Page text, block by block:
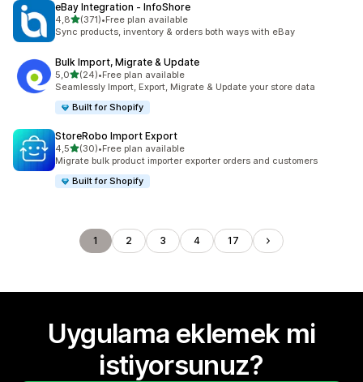
eBay Integration ‑ InfoShore
4,85 yıldız üzerinden
(371)
toplam 371 değerlendirme
•Free plan available
Sync products, inventory & orders both ways with eBay
Bulk Import, Migrate & Update
5,05 yıldız üzerinden
(24)
toplam 24 değerlendirme
•Free plan available
Seamlessly Import, Export, Migrate & Update your store data
Built for Shopify
StoreRobo Import Export
4,55 yıldız üzerinden
(30)
toplam 30 değerlendirme
•Free plan available
Migrate bulk product importer exporter orders and customers
Built for Shopify
1 2 3 4 17
Uygulama eklemek mi
istiyorsunuz?